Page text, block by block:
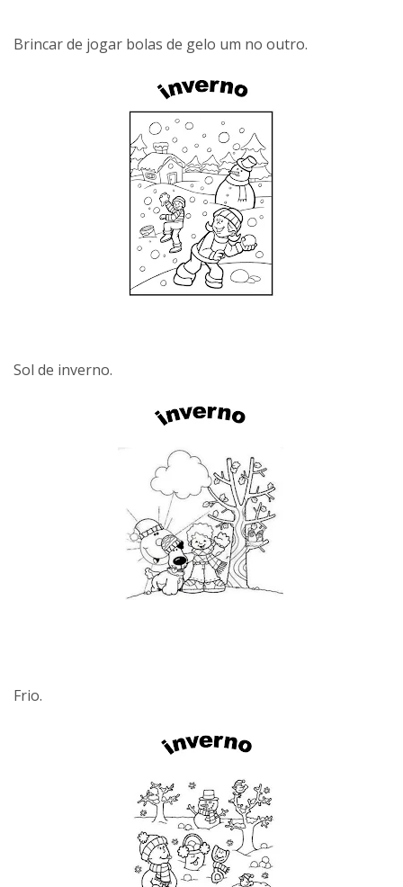
Brincar de jogar bolas de gelo um no outro.
Sol de inverno.
Frio.